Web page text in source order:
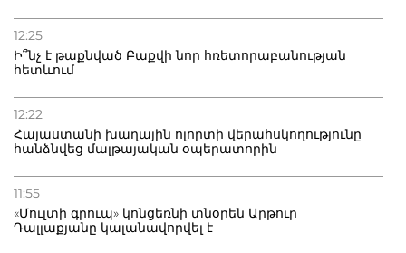
12:25
Ի՞նչ է թաքնված Բաքվի նոր հռետորաբանության
հետևում
12:22
Հայաստանի խաղային ոլորտի վերահսկողությունը
հանձնվեց մալթայական օպերատորին
11:55
«Մուլտի գրուպ» կոնցեռնի տնօրեն Արթուր
Դալլաքյանը կալանավորվել է